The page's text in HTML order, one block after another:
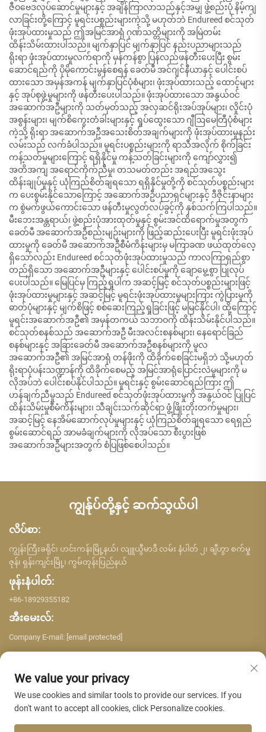
ဇီဝဗေဒလုပ်ဆောင်မှုများနှင့် အချိန်ကြာလာသည်နှင့်အမျှ ဖွဲ့စည်းပုံ နိမ့်ကျ
လာခြင်းတို့ကြောင့် မူရင်းပစ္စည်းများကဲ့သို့ မဟုတ်ဘဲ Endureed စင်သုတ်
ဖုံးအုပ်ထားမှုသည် ဤအမြင်အာရုံ ဂုဏ်သတ္တိများကို အမြဲတမ်း
ထိန်းသိမ်းထားပါသည်။ မျက်နှာပြင် မျက်နှာပြင် နည်းပညာများသည်
ရိုးရာ ဖုံးအုပ်ထားမှုလက်ရာကို မှန်ကန်စွာ ပြန်လည်ဖန်တီးပေးပြီး စွမ်း
ဆောင်ရည်ကို ပိုမိုကောင်းမွန်စေရန် ခေတ်မီ အင်ဂျင်နီယာနှင့် ပေါင်းစပ်
ထားသော အမှန်အကန် မျက်နှာပြင်ပုံစံများ၊ ဖုံးအုပ်ထားသည့် ထောင့်များ
နှင့် အုပ်စုဖွဲ့မှုများကို ဖန်တီးပေးပါသည်။ ဖုံးအုပ်ထားသော အနွယ်ဝင်
အဆောက်အဦများကို သတ်မှတ်သည့် အလှဆင်ရိုးအပ်အုပ်များ၊ လှိုင်းပုံ
အစွန်းများ၊ မျက်စိကွေးတံခါးများနှင့် ရှုပ်ထွေးသော ဂျီဩမေတြီပုံစံများ
ကဲ့သို့ ရိုးရာ အဆောက်အဦအသေးစိတ်အချက်များကို ဖုံးအုပ်ထားမှုနည်း
လမ်းသည် လက်ခံပါသည်။ မူရင်းပစ္စည်းများကို ရာသီအလိုက် စိုက်ခြင်း
ကန့်သတ်မှုများကြောင့် ရရှိနိုင်မှု ကန့်သတ်ခြင်းများကို ကျော်လွှား၍
အတိအကျ အရောင်ကိုက်ညီမှု၊ တသမတ်တည်း အရည်အသွေး
ထိန်းချုပ်မှုနှင့် ယုံကြည်စိတ်ချရသော ရရှိနိုင်မှုတို့ကို စင်သုတ်ပစ္စည်းများ
က ပေးစွမ်းနိုင်သောကြောင့် အဆောက်အဦပညာရှင်များနှင့် ဒီဇိုင်းနာများ
က စွဲမက်ဖွယ်ကောင်းသော ဖန်တီးမှုလွတ်လပ်ခွင့်ကို နှစ်သက်ကြပါသည်။
မီးဘေးအန္တရာယ်၊ ဖွဲ့စည်းပုံအားထုတ်မှုနှင့် စွမ်းအင်ထိရောက်မှုအတွက်
ခေတ်မီ အဆောက်အဦစည်းမျဉ်းများကို ဖြည့်ဆည်းပေးပြီး မူရင်းဖုံးအုပ်
ထားမှုကို ခေတ်မီ အဆောက်အဦစီမံကိန်းများမှ မကြာခဏ ဖယ်ထုတ်လေ့
ရှိသော်လည်း Endureed စင်သုတ်ဖုံးအုပ်ထားမှုသည် ကာလကြာရှည်စွာ
တည်ရှိသော အဆောက်အဦများနှင့် ပေါင်းစပ်မှုကို ချောမွေ့စွာ ပြုလုပ်
ပေးပါသည်။ မြေပြင်မှ ကြည့်ရှုပါက အဆင့်မြင့် စင်သုတ်ပစ္စည်းများဖြင့်
ဖုံးအုပ်ထားမှုများနှင့် အဆင့်မြင့် မူရင်းဖုံးအုပ်ထားမှုများကြား ကွဲပြားမှုကို
ဓာတ်ပုံများနှင့် မျက်စိဖြင့် စစ်ဆေးကြည့်ရှုခြင်းဖြင့် မမြင်နိုင်ပါ၊ ထို့ကြောင့်
မူရင်းအဆောက်အဦ၏ အမှန်တကယ် သဘာဝကို ထိန်းသိမ်းနိုင်ပါသည်။
စင်သုတ်စနစ်သည် အဆောက်အဦ မီးအလင်းစနစ်များ၊ နေရောင်ခြည်
စနစ်များနှင့် အခြားခေတ်မီ အဆောက်အဦစနစ်များကို မူလ
အဆောက်အဦ၏ အမြင်အာရုံ တန်ဖိုးကို ထိခိုက်စေခြင်းမရှိဘဲ သို့မဟုတ်
ရိုးရာပုံပန်းသဏ္ဍာန်ကို ထိခိုက်စေမည့် အမြင်အာရုံပြောင်းလဲမှုများကို မ
လိုအပ်ဘဲ ပေါင်းစပ်နိုင်ပါသည်။ မူရင်းနှင့် စွမ်းဆောင်ရည်ကြား ဤ
ဟန်ချက်ညီမှုသည် Endureed စင်သုတ်ဖုံးအုပ်ထားမှုကို အနွယ်ဝင် ပြုပြင်
ထိန်းသိမ်းမှုစီမံကိန်းများ၊ သီချင်းသက်ဆိုင်ရာ ဖွံ့ဖြိုးတိုးတက်မှုများ၊
အဆင့်မြင့် နေအိမ်ဆောက်လုပ်မှုများနှင့် ယုံကြည်စိတ်ချရသော ရေရှည်
စွမ်းဆောင်ရည် အာမခံချက်များကို လိုအပ်သော စီးပွားဖြစ်
အဆောက်အဦများအတွက် စံပြဖြစ်စေပါသည်။
ကျွန်ုပ်တို့နှင့် ဆက်သွယ်ပါ
လိပ်စာ:
ကျွန်းကြီးခရိုင်၊ ဟင်းကန်းမြို့နယ်၊ လျူယွီမာဒီ လမ်း နံပါတ် ၂၊ ချီဟွာ စက်မှု
ဇုန်၊ ရှန်းကျင်းမြို့၊ ကွမ်တုန်းပြည်နယ်
ဖုန်းနံပါတ်:
+86-18929355182
အီးမေးလ်:
Company E-mail: [email protected]
မူပိုင်ခွင့်များရယူထားသည်။ -
We value your privacy
We use cookies and similar tools to provide our services. If you
don't want to accept all cookies, click Personalize cookies.